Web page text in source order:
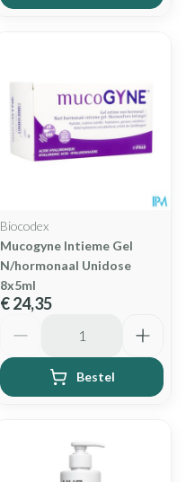
Biocodex
Mucogyne Intieme Gel
N/hormonaal Unidose
8x5ml
€ 24,35
Bestel